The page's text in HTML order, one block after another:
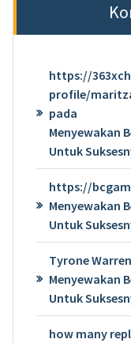
https://
profile/
pada
Menyewakan
Untuk
https://
Menyewakan
Untuk
Tyrone
Menyewakan
Untuk
how many